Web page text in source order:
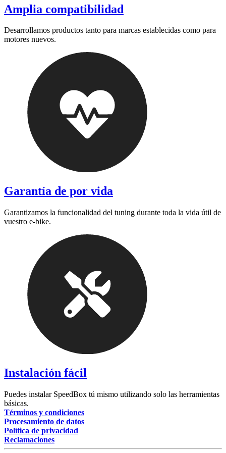
Amplia compatibilidad
Desarrollamos productos tanto para marcas establecidas como para
motores nuevos.
Garantía de por vida
Garantizamos la funcionalidad del tuning durante toda la vida útil de
vuestro e-bike.
Instalación fácil
Puedes instalar SpeedBox tú mismo utilizando solo las herramientas
básicas.
Términos y condiciones
Procesamiento de datos
Política de privacidad
Reclamaciones